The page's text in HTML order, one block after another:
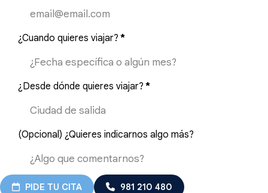
¿Cuando quieres viajar? *
¿Desde dónde quieres viajar? *
(Opcional) ¿Quieres indicarnos algo más?
PIDE TU CITA 981 210 480